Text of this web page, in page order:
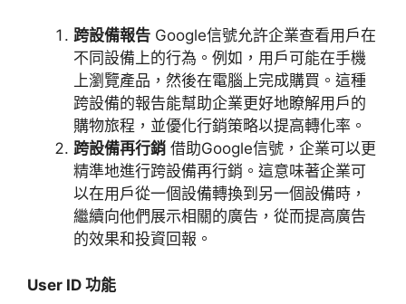
跨設備報告 Google信號允許企業查看用戶在
不同設備上的行為。例如，用戶可能在手機
上瀏覽產品，然後在電腦上完成購買。這種
跨設備的報告能幫助企業更好地瞭解用戶的
購物旅程，並優化行銷策略以提高轉化率。
跨設備再行銷 借助Google信號，企業可以更
精準地進行跨設備再行銷。這意味著企業可
以在用戶從一個設備轉換到另一個設備時，
繼續向他們展示相關的廣告，從而提高廣告
的效果和投資回報。
User ID 功能